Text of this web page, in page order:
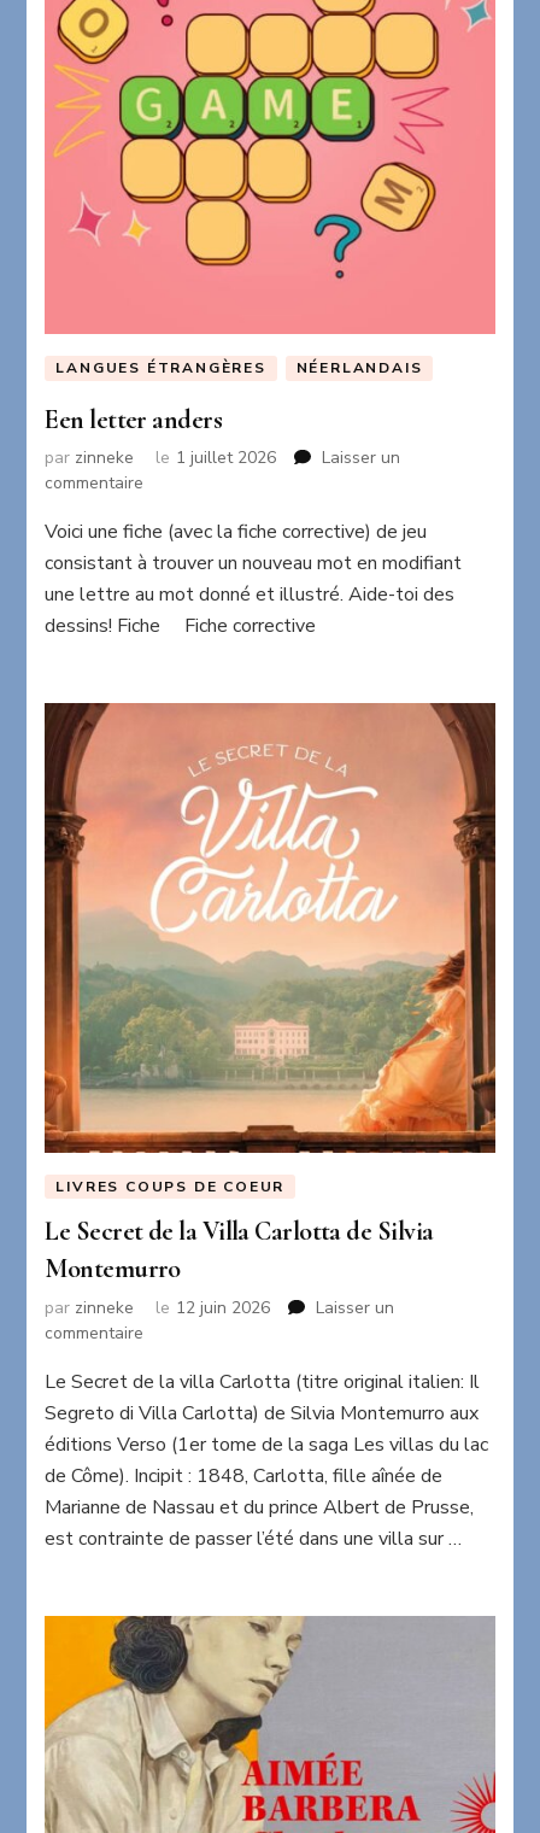
LANGUES ÉTRANGÈRES NÉERLANDAIS
Een letter anders
par zinneke le 1 juillet 2026
Laisser un
commentaire
letter
anders
Voici une fiche (avec la fiche corrective) de jeu
consistant à trouver un nouveau mot en modifiant
une lettre au mot donné et illustré. Aide-toi des
dessins! Fiche Fiche corrective
LIVRES COUPS DE COEUR
Le Secret de la Villa Carlotta de Silvia
Montemurro
par zinneke le 12 juin 2026
Laisser un
commentaire
Secret
de
Villa
Carlotta
de
Silvia
Le Secret de la villa Carlotta (titre original italien: Il
Segreto di Villa Carlotta) de Silvia Montemurro aux
éditions Verso (1er tome de la saga Les villas du lac
de Côme). Incipit : 1848, Carlotta, fille aînée de
Marianne de Nassau et du prince Albert de Prusse,
est contrainte de passer l’été dans une villa sur …